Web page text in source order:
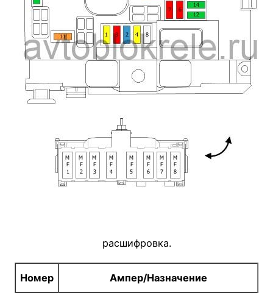
расшифровка.
Номер Ампер/Назначение